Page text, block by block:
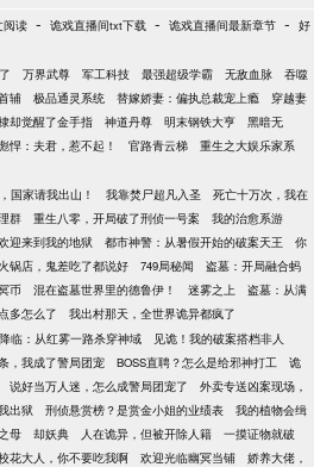
，家族事业干净，绝对支持另一半事
呢？ “菜鸟配铁拳，天经地义。”
“我辈，必承其先辈风
正衣冠，不畏前路艰险，不惧豺狼虎
忠骨，护佑先辈守望之海。” PS：含私
阅读 - 诡戏直播间txt下载 - 诡戏直播间最新章节 - 好
万界武尊 军工科技 最强超级学霸 无敌血脉
吞噬
辅 极品通灵系统 替嫁娇妻：偏执总裁宠上瘾
穿越妻
却觉醒了金手指 神道丹尊 明末钢铁大亨
黑暗无
悍：夫君，惹不起！ 官路青云梯
重生之大娱乐家系
国家请我出山！ 我靠焚尸超凡入圣
死亡十万次，我在
群 重生八零，开局破了刑侦一号案
我的治愈系游
迎来到我的地狱 都市神警：从暑假开始的破案天王
你
锅店，鬼差吃了都说好 749局秘闻
盗墓：开局融合蚂
币 混在盗墓世界里的德鲁伊！ 迷雾之上
盗墓：从满
多怎么了 我出村那天，全世界诡异都疯了
临：从红雾一路杀穿神域
见诡！我的破案搭档非人
，我成了警局团宠 BOSS直聘？怎么是给邪神打工
诡
说好当万人迷，怎么成警局团宠了
外卖专送凶案现场，
出狱 刑侦悬赏榜？是赏金小姐的业绩表
我的植物会缉
母 却妖典 人在诡异，但被开除人籍
一摸证物就破
花大人，你不要吃我啊 欢迎光临幽冥当铺
娇养大佬，